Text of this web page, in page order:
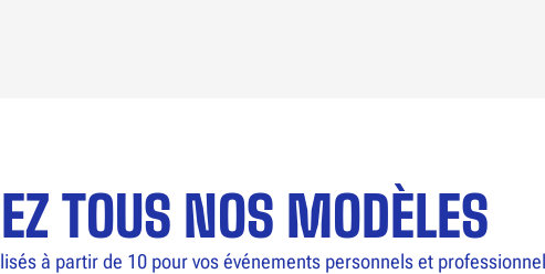
TOUS NOS MODÈLES
à partir de 10 pour vos événements personnels et